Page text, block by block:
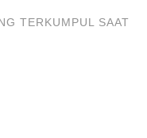
TERKUMPUL SAAT